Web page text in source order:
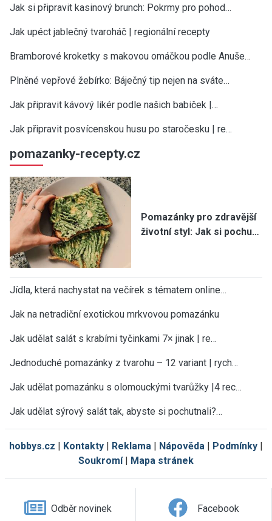
Jak si připravit kasinový brunch: Pokrmy pro pohod…
Jak upéct jablečný tvaroháč | regionální recepty
Bramborové kroketky s makovou omáčkou podle Anuše…
Plněné vepřové žebírko: Báječný tip nejen na sváte…
Jak připravit kávový likér podle našich babiček |…
Jak připravit posvícenskou husu po staročesku | re…
pomazanky-recepty.cz
Pomazánky pro zdravější
životní styl: Jak si pochu…
Jídla, která nachystat na večírek s tématem online…
Jak na netradiční exotickou mrkvovou pomazánku
Jak udělat salát s krabími tyčinkami 7× jinak | re…
Jednoduché pomazánky z tvarohu – 12 variant | rych…
Jak udělat pomazánku s olomouckými tvarůžky |4 rec…
Jak udělat sýrový salát tak, abyste si pochutnali?…
hobbys.cz | Kontakty | Reklama | Nápověda | Podmínky |
Soukromí| Mapa stránek
Odběr novinek Facebook